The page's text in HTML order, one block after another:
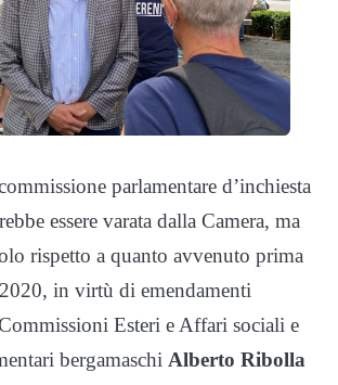
parlamentare d’inchiesta
essere varata dalla Camera, ma
rispetto a quanto avvenuto prima
in virtù di emendamenti
Esteri e Affari sociali e
bergamaschi Alberto Ribolla